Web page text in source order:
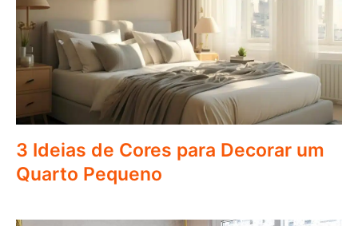
3 Ideias de Cores para Decorar um
Quarto Pequeno